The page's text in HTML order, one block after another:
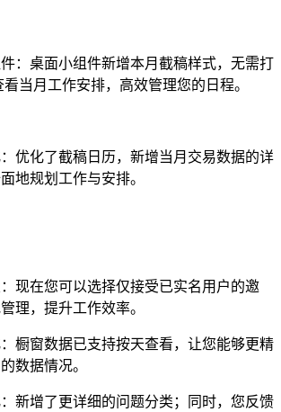
桌面小组件新增本月截稿样式，无需打
当月工作安排，高效管理您的日程。
化了截稿日历，新增当月交易数据的详
地规划工作与安排。
在您可以选择仅接受已实名用户的邀
理，提升工作效率。
窗数据已支持按天查看，让您能够更精
数据情况。
增了更详细的问题分类；同时，您反馈